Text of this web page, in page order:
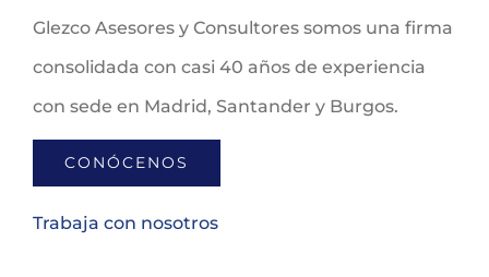
Glezco Asesores y Consultores somos una firma
consolidada con casi 40 años de experiencia
con sede en Madrid, Santander y Burgos.
CONÓCENOS
Trabaja con nosotros